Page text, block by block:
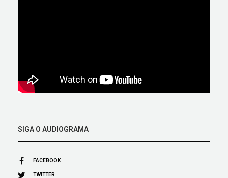
SIGA O AUDIOGRAMA
FACEBOOK
TWITTER